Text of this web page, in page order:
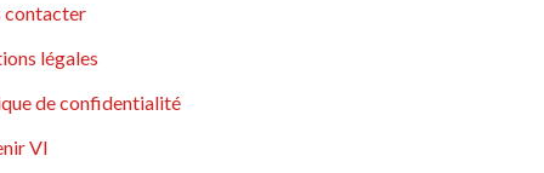
contacter
légales
de confidentialité
VI